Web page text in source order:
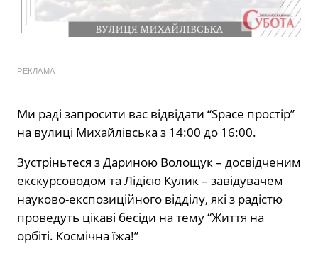
РЕКЛАМА
Ми раді запросити вас відвідати “Space простір”
на вулиці Михайлівська з 14:00 до 16:00.
Зустріньтеся з Дариною Волощук – досвідченим
екскурсоводом та Лідією Кулик – завідувачем
науково-експозиційного відділу, які з радістю
проведуть цікаві бесіди на тему “Життя на
орбіті. Космічна їжа!”